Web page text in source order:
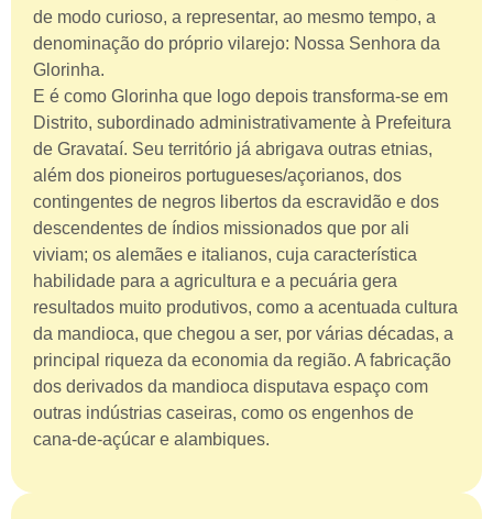
de modo curioso, a representar, ao mesmo tempo, a
denominação do próprio vilarejo: Nossa Senhora da
Glorinha.
E é como Glorinha que logo depois transforma-se em
Distrito, subordinado administrativamente à Prefeitura
de Gravataí. Seu território já abrigava outras etnias,
além dos pioneiros portugueses/açorianos, dos
contingentes de negros libertos da escravidão e dos
descendentes de índios missionados que por ali
viviam; os alemães e italianos, cuja característica
habilidade para a agricultura e a pecuária gera
resultados muito produtivos, como a acentuada cultura
da mandioca, que chegou a ser, por várias décadas, a
principal riqueza da economia da região. A fabricação
dos derivados da mandioca disputava espaço com
outras indústrias caseiras, como os engenhos de
cana-de-açúcar e alambiques.